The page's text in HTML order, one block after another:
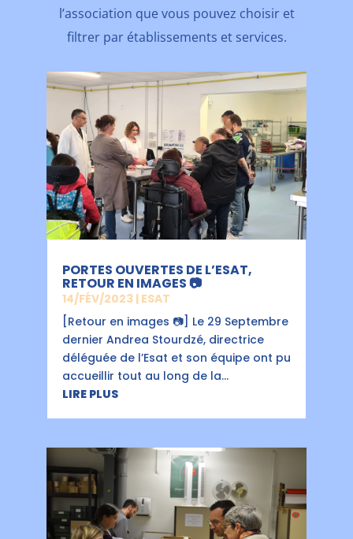
l’association que vous pouvez choisir et
filtrer par établissements et services.
PORTES OUVERTES DE L’ESAT,
RETOUR EN IMAGES 📷
14/FÉV/2023 | ESAT
[Retour en images 📷] Le 29 Septembre
dernier Andrea Stourdzé, directrice
déléguée de l’Esat et son équipe ont pu
accueillir tout au long de la...
LIRE PLUS